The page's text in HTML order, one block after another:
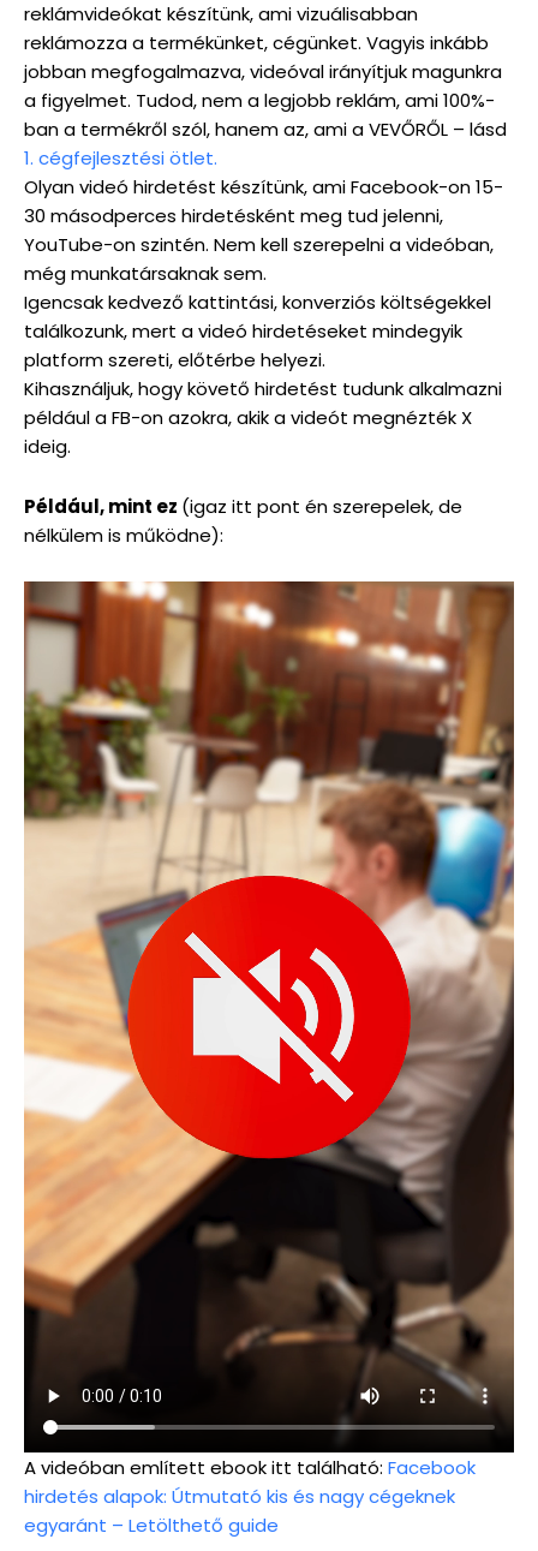
reklámvideókat készítünk, ami vizuálisabban
reklámozza a termékünket, cégünket. Vagyis inkább
jobban megfogalmazva, videóval irányítjuk magunkra
a figyelmet. Tudod, nem a legjobb reklám, ami 100%-
ban a termékről szól, hanem az, ami a VEVŐRŐL – lásd
1. cégfejlesztési ötlet.
Olyan videó hirdetést készítünk, ami Facebook-on 15-
30 másodperces hirdetésként meg tud jelenni,
YouTube-on szintén. Nem kell szerepelni a videóban,
még munkatársaknak sem.
Igencsak kedvező kattintási, konverziós költségekkel
találkozunk, mert a videó hirdetéseket mindegyik
platform szereti, előtérbe helyezi.
Kihasználjuk, hogy követő hirdetést tudunk alkalmazni
például a FB-on azokra, akik a videót megnézték X
ideig.
Például, mint ez (igaz itt pont én szerepelek, de
nélkülem is működne):
A videóban említett ebook itt található: Facebook
hirdetés alapok: Útmutató kis és nagy cégeknek
egyaránt – Letölthető guide